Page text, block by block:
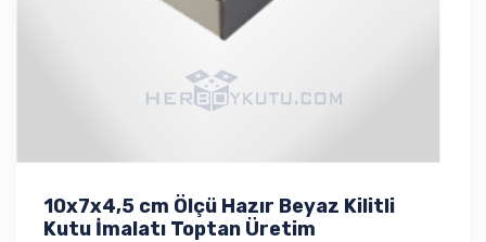
10x7x4,5 cm Ölçü Hazır Beyaz Kilitli
Kutu İmalatı Toptan Üretim